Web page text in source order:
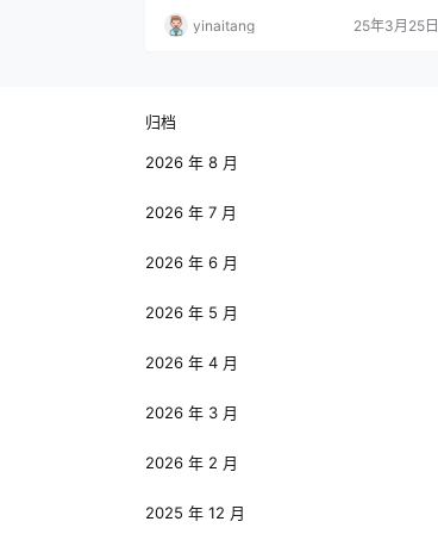
象深刻的抹油图片都有哪些呢？让我们一同
走进她的摄影世界。 秋和柯基热衷于在摄影
高，人物形象也显得…
yinaitang 25年3月25日
归档
2026 年 8 月
2026 年 7 月
2026 年 6 月
2026 年 5 月
2026 年 4 月
2026 年 3 月
2026 年 2 月
2025 年 12 月